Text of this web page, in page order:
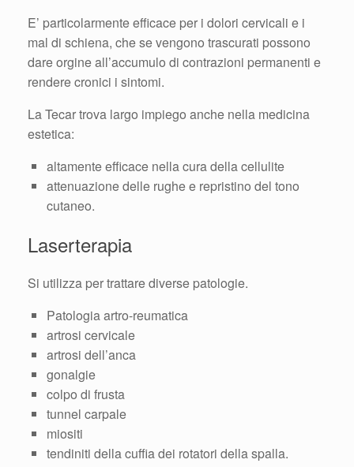
E’ particolarmente efficace per i dolori cervicali e i
mal di schiena, che se vengono trascurati possono
dare orgine all’accumulo di contrazioni permanenti e
rendere cronici i sintomi.
La Tecar trova largo impiego anche nella medicina
estetica:
altamente efficace nella cura della cellulite
attenuazione delle rughe e repristino del tono
cutaneo.
Laserterapia
Si utilizza per trattare diverse patologie.
Patologia artro-reumatica
artrosi cervicale
artrosi dell’anca
gonalgie
colpo di frusta
tunnel carpale
miositi
tendiniti della cuffia dei rotatori della spalla.